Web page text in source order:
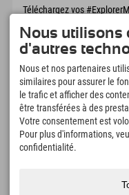
Téléchargez vos
réservations, liste de
des restaurants et bien
Téléchargez-le maintenant !
L'heure des moments
166
Lacs de montagne et
piscines d'aventure
Nous utilisons
d'autres
Nous et nos partenaires
similaires pour assurer le
le trafic et afficher des
être transférées à des
Votre consentement est
Pour plus d'informations,
confidentialité.